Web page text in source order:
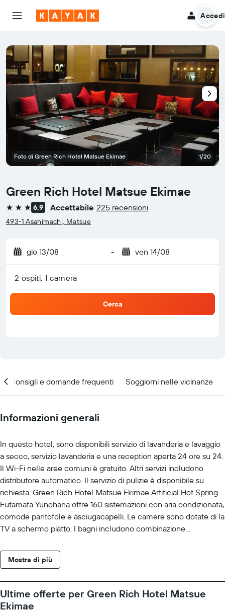
Accedi
Green Rich Hotel Matsue Ekimae
3 stelle 6,9 Accettabile 225 recensioni
493-1 Asahimachi, Matsue
gio 13/08 - ven 14/08
2 ospiti, 1 camera
Cerca
Foto di Green Rich Hotel Matsue Ekimae 1/20
Consigli e domande frequenti Soggiorni nelle vicinanze
Informazioni generali
In questo hotel, sono disponibili servizio di lavanderia e lavaggio
a secco, servizio lavanderia e una reception aperta 24 ore su 24.
Il Wi-Fi nelle aree comuni è gratuito. Altri servizi includono
distributore automatico. Il servizio di pulizie è disponibile su
richiesta. Green Rich Hotel Matsue Ekimae Artificial Hot Spring
Futamata Yunohana offre 160 sistemazioni con aria condizionata,
comode pantofole e asciugacapelli. Le camere sono dotate di la
TV a schermo piatto. I bagni includono combinazione
bidet e set di cortesia gratuiti. Questo hotel di Matsue offre
accesso wireless a Internet gratuito. Le pulizie vengono
Mostra di più
Ultime offerte per Green Rich Hotel Matsue
Ekimae